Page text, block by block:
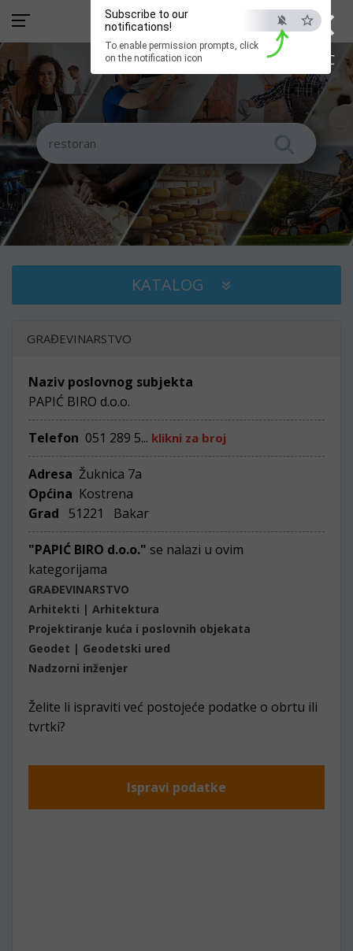
×
ESC
Subscribe to our
notifications!
To enable permission prompts, click
on the notification icon
KATALOG
GRAĐEVINARSTVO
Naziv poslovnog subjekta
PAPIĆ BIRO d.o.o.
Telefon 051 289 5... klikni za broj
Adresa Žuknica 7a
Općina Kostrena
Grad
51221 Bakar
"PAPIĆ BIRO d.o.o." se nalazi u ovim
kategorijama
GRAĐEVINARSTVO
Arhitekti | Arhitektura
Projektiranje kuća i poslovnih objekata
Geodet | Geodetski ured
Nadzorni inženjer
Želite li ispraviti već postojeće podatke o obrtu ili
tvrtki?
Ispravi podatke